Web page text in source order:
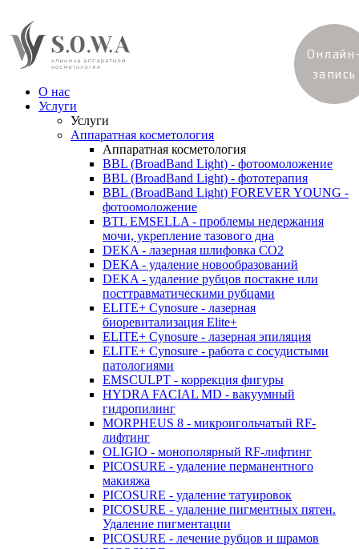
О нас
Услуги
Услуги
Аппаратная косметология
Аппаратная косметология
BBL (BroadBand Light) - фотоомоложение
BBL (BroadBand Light) - фототерапия
BBL (BroadBand Light) FOREVER YOUNG -
фотоомоложение
BTL EMSELLA - проблемы недержания
мочи, укрепление тазового дна
DEKA - лазерная шлифовка CO2
DEKA - удаление новообразований
DEKA - удаление рубцов постакне или
посттравматическими рубцами
ELITE+ Cynosure - лазерная
биоревитализация Elite+
ELITE+ Cynosure - лазерная эпиляция
ELITE+ Cynosure - работа с сосудистыми
патологиями
EMSCULPT - коррекция фигуры
HYDRA FACIAL MD - вакуумный
гидропилинг
MORPHEUS 8 - микроигольчатый RF-
лифтинг
OLIGIO - монополярный RF-лифтинг
PICOSURE - удаление перманентного
макияжа
PICOSURE - удаление татуировок
PICOSURE - удаление пигментных пятен.
Удаление пигментации
PICOSURE - лечение рубцов и шрамов
запись